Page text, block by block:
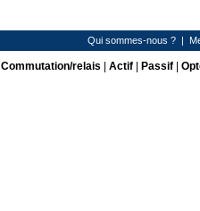
Qui sommes-nous ? |
Commutation/relais Actif| Passif|